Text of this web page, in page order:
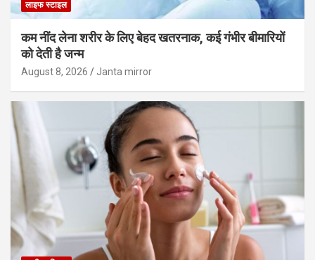
लाइफ स्टाइल
कम नींद लेना शरीर के लिए बेहद खतरनाक, कई गंभीर बीमारियों
को देती है जन्म
August 8, 2026 Janta mirror